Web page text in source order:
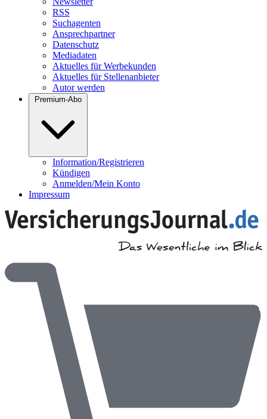
RSS
Suchagenten
Ansprechpartner
Datenschutz
Mediadaten
Aktuelles für Werbekunden
Aktuelles für Stellenanbieter
Autor werden
Premium-Abo
Information/Registrieren
Kündigen
Anmelden/Mein Konto
Impressum